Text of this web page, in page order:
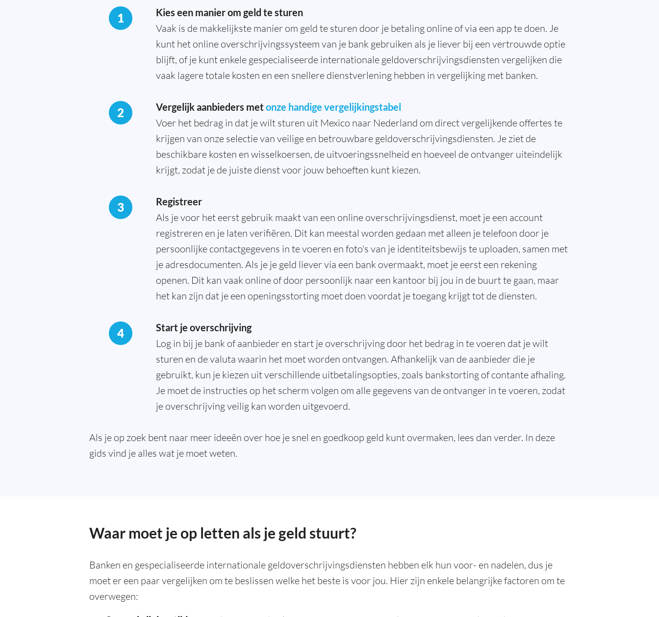
1 Kies een manier om geld te sturen
Vaak is de makkelijkste manier om geld te sturen door je betaling online of via een app te doen. Je
kunt het online overschrijvingssysteem van je bank gebruiken als je liever bij een vertrouwde optie
blijft, of je kunt enkele gespecialiseerde internationale geldoverschrijvingsdiensten vergelijken die
vaak lagere totale kosten en een snellere dienstverlening hebben in vergelijking met banken.
2 Vergelijk aanbieders met onze handige vergelijkingstabel
Voer het bedrag in dat je wilt sturen uit Mexico naar Nederland om direct vergelijkende offertes te
krijgen van onze selectie van veilige en betrouwbare geldoverschrijvingsdiensten. Je ziet de
beschikbare kosten en wisselkoersen, de uitvoeringssnelheid en hoeveel de ontvanger uiteindelijk
krijgt, zodat je de juiste dienst voor jouw behoeften kunt kiezen.
3 Registreer
Als je voor het eerst gebruik maakt van een online overschrijvingsdienst, moet je een account
registreren en je laten verifiëren. Dit kan meestal worden gedaan met alleen je telefoon door je
persoonlijke contactgegevens in te voeren en foto's van je identiteitsbewijs te uploaden, samen met
je adresdocumenten. Als je je geld liever via een bank overmaakt, moet je eerst een rekening
openen. Dit kan vaak online of door persoonlijk naar een kantoor bij jou in de buurt te gaan, maar
het kan zijn dat je een openingsstorting moet doen voordat je toegang krijgt tot de diensten.
4 Start je overschrijving
Log in bij je bank of aanbieder en start je overschrijving door het bedrag in te voeren dat je wilt
sturen en de valuta waarin het moet worden ontvangen. Afhankelijk van de aanbieder die je
gebruikt, kun je kiezen uit verschillende uitbetalingsopties, zoals bankstorting of contante afhaling.
Je moet de instructies op het scherm volgen om alle gegevens van de ontvanger in te voeren, zodat
je overschrijving veilig kan worden uitgevoerd.
Als je op zoek bent naar meer ideeën over hoe je snel en goedkoop geld kunt overmaken, lees dan verder. In deze
gids vind je alles wat je moet weten.
Waar moet je op letten als je geld stuurt?
Banken en gespecialiseerde internationale geldoverschrijvingsdiensten hebben elk hun voor- en nadelen, dus je
moet er een paar vergelijken om te beslissen welke het beste is voor jou. Hier zijn enkele belangrijke factoren om te
overwegen: